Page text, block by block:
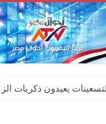
يعيدون ذكريات